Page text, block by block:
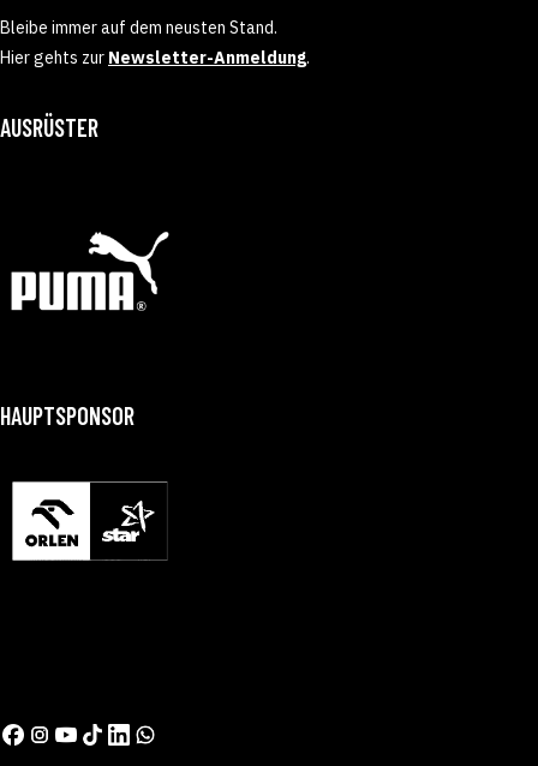
Bleibe immer auf dem neusten Stand.
Hier gehts zur Newsletter-Anmeldung.
AUSRÜSTER
HAUPTSPONSOR